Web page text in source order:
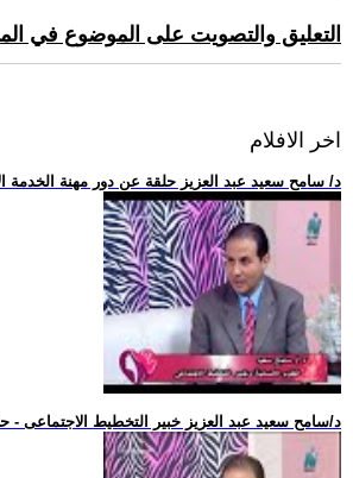
التعليق والتصويت على الموضوع في
اخر الافلام
.. د/ سامح سعيد عبد العزيز حلقة عن دور مهنة الخدمة
.. د/سامح سعيد عبد العزيز خبير التخطيط الاجتماعى -